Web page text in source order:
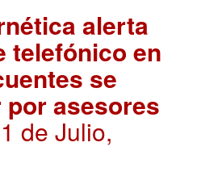
alerta
telefónico en
se
por asesores
de Julio,